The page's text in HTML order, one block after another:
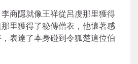
商隱就像王祥從呂虔那里獲得
里獲得了秘傳僧衣，他懷著感
表達了本身碰到令狐楚這位伯